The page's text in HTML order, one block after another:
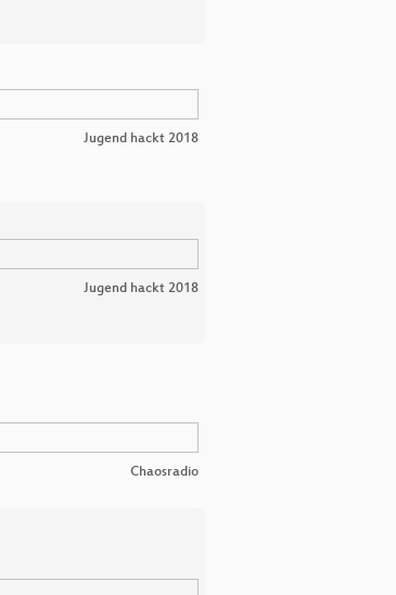
Jugend hackt 2018
Jugend hackt 2018
Chaosradio